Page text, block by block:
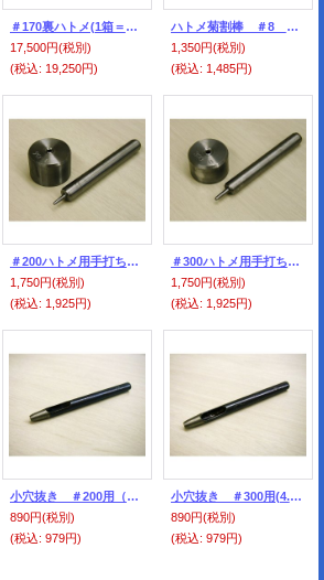
＃170裏ハトメ(1箱＝10,000個分）
17,500円(税別)
(税込: 19,250円)
ハトメ菊割棒 ＃8 200番用
1,350円(税別)
(税込: 1,485円)
＃200ハトメ用手打ち具セット
1,750円(税別)
(税込: 1,925円)
＃300ハトメ用手打ち具セット
1,750円(税別)
(税込: 1,925円)
小穴抜き ＃200用（3.5ｍｍ）
890円(税別)
(税込: 979円)
小穴抜き ＃300用(4.5ミリ）
890円(税別)
(税込: 979円)